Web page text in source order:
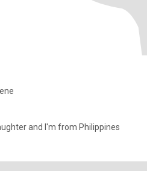
and I'm from Philippines